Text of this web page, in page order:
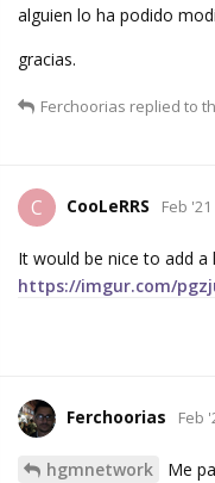
alguien lo ha podido
gracias.
Ferchoorias replied to
C CooLeRRS Feb '21
It would be nice to add a
https://imgur.com/
Ferchoorias Feb
hgmnetwork
Me